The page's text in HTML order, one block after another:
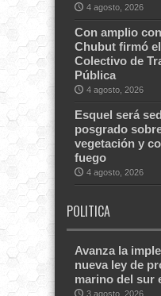
4 agosto, 2026
Con amplio
Chubut firmó
Colectivo de
Pública
4 agosto, 2026
Esquel será
posgrado
vegetación y
fuego
4 agosto, 2026
POLITICA
Avanza la
nueva ley de
marino del sur
3 agosto, 2026